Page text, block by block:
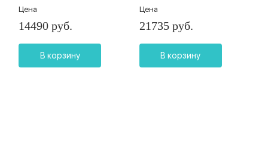
Цена
14490 руб.
В корзину
Цена
21735 руб.
В корзину